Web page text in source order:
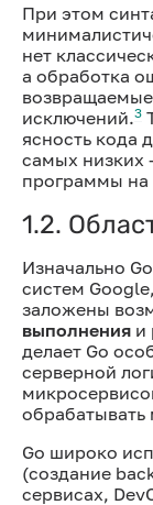
При этом
нет
а обработка
исключений.3
ясность кода
самых низких
программы на
1.2.
Изначально
систем
заложены
выполнения и
делает Go
серверной
Go широко
(создание
сервисах,